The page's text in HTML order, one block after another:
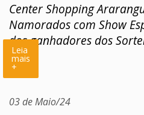
Center Shopping
Namorados com Show
dos ganhadores dos
Leia
mais
+
03 de Maio/24